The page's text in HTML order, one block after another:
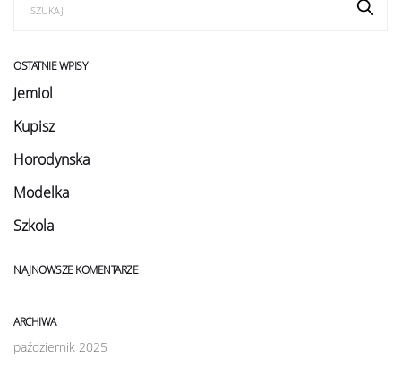
OSTATNIE WPISY
Jemiol
Kupisz
Horodynska
Modelka
Szkola
NAJNOWSZE KOMENTARZE
ARCHIWA
październik 2025